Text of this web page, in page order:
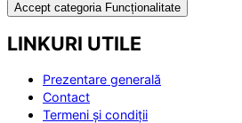
Accept categoria Funcționalitate
LINKURI UTILE
Prezentare generală
Contact
Termeni și condiții